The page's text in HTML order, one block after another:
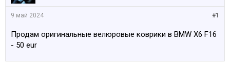
#1
9 май 2024
Продам оригинальныe велюровые коврики в BMW X6 F16
- 50 eur